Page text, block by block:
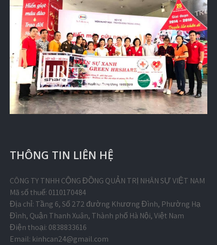
THÔNG TIN LIÊN HỆ
CÔNG TY TNHH CỘNG ĐỒNG QUẢN TRỊ NHÂN SỰ VIỆT NAM
Mã số thuế: 0110170484
Địa chỉ: Tầng 6, Số 272 đường Khương Đình, Phường Hạ
Đình, Quận Thanh Xuân, Thành phố Hà Nội, Việt Nam
Điện thoại: 0838833616
Email: kinhcan24@gmail.com